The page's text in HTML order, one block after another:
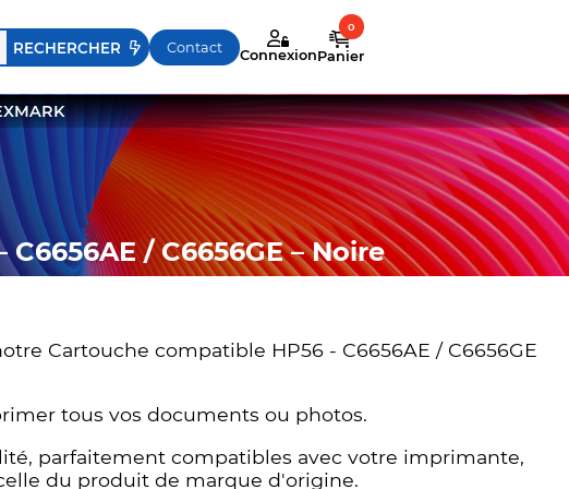
utilisez les flèches haut et bas pour évaluer entrer pour
Contact ConnexionPanier
/ C6656GE – Noire
Cartouche compatible HP56 - C6656AE / C6656GE
tous vos documents ou photos.
parfaitement compatibles avec votre imprimante,
du produit de marque d'origine.